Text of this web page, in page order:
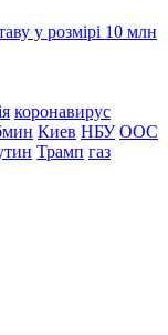
у розмірі 10 млн
коронавирус
Киев НБУ ООС
Трамп газ